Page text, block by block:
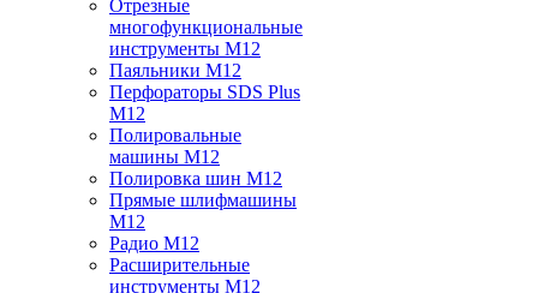
Отрезные
многофункциональные
инструменты M12
Паяльники M12
Перфораторы SDS Plus
M12
Полировальные
машины M12
Полировка шин M12
Прямые шлифмашины
M12
Радио M12
Расширительные
инструменты M12